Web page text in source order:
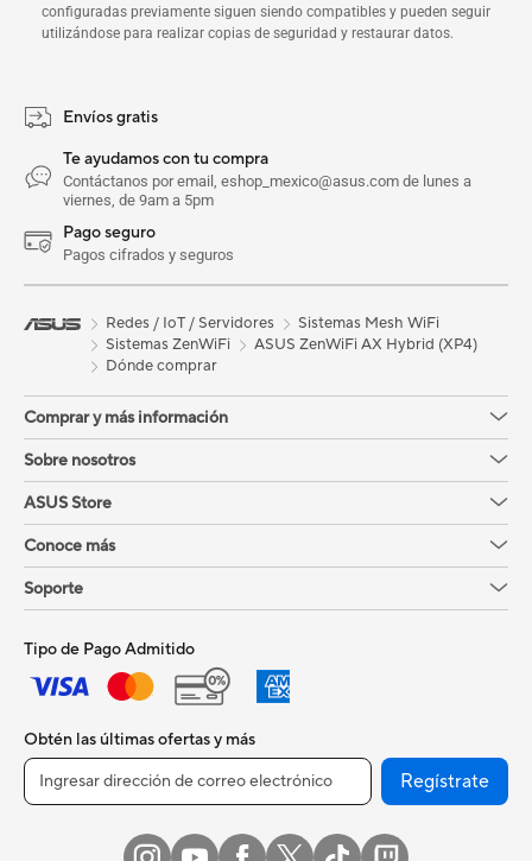
configuradas previamente siguen siendo compatibles y pueden seguir
utilizándose para realizar copias de seguridad y restaurar datos.
Envíos gratis
Te ayudamos con tu compra
Contáctanos por email, eshop_mexico@asus.com de lunes a
viernes, de 9am a 5pm
Pago seguro
Pagos cifrados y seguros
Redes / IoT / Servidores
Sistemas Mesh WiFi
Sistemas ZenWiFi
ASUS ZenWiFi AX Hybrid (XP4)
Dónde comprar
Comprar y más información
Sobre nosotros
ASUS Store
Conoce más
Soporte
Tipo de Pago Admitido
Obtén las últimas ofertas y más
Regístrate